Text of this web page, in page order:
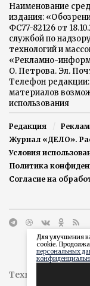
Наименование
издания:
ФС77-82126 от
службой по
технологий и
«Рекламно-
О. Петрова. Эл.
Телефон редакции:
материалов
использования
Редакция
Журнал «ДЕЛО».
Условия
Политика
Согласие на
Техническая
Для улучшения
cookie.
персональных